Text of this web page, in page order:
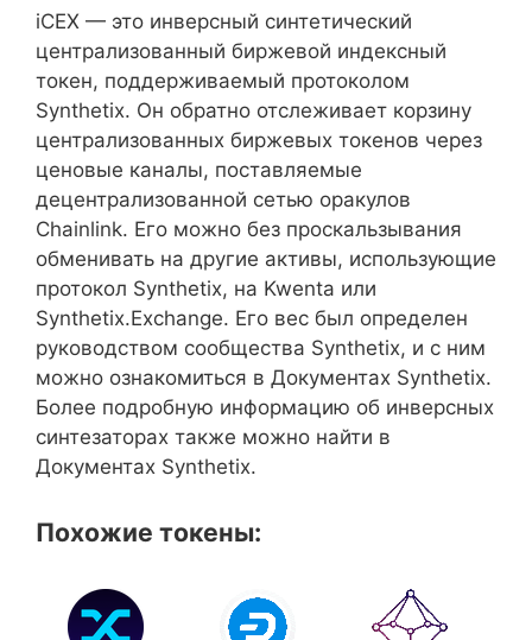
iCEX — это инверсный синтетический
централизованный биржевой индексный
токен, поддерживаемый протоколом
Synthetix. Он обратно отслеживает корзину
централизованных биржевых токенов через
ценовые каналы, поставляемые
децентрализованной сетью оракулов
Chainlink. Его можно без проскальзывания
обменивать на другие активы, использующие
протокол Synthetix, на Kwenta или
Synthetix.Exchange. Его вес был определен
руководством сообщества Synthetix, и с ним
можно ознакомиться в Документах Synthetix.
Более подробную информацию об инверсных
синтезаторах также можно найти в
Документах Synthetix.
Похожие токены: